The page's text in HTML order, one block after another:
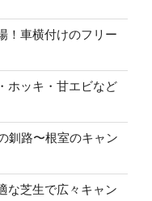
！車横付けのフリー
ホッキ・甘エビなど
釧路〜根室のキャン
な芝生で広々キャン